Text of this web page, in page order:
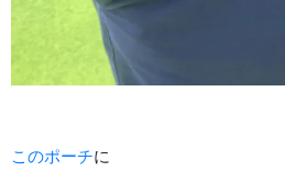
このポーチに